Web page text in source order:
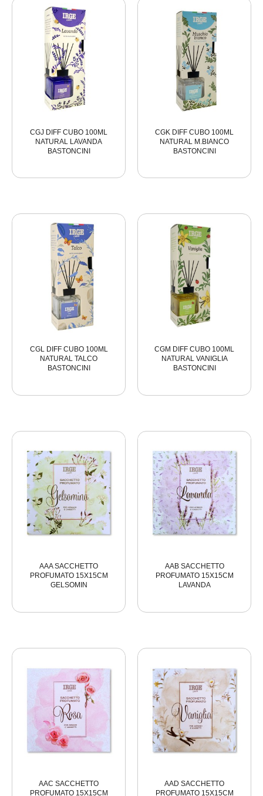
CGJ DIFF CUBO 100ML
NATURAL LAVANDA
BASTONCINI
CGK DIFF CUBO 100ML
NATURAL M.BIANCO
BASTONCINI
CGL DIFF CUBO 100ML
NATURAL TALCO
BASTONCINI
CGM DIFF CUBO 100ML
NATURAL VANIGLIA
BASTONCINI
AAA SACCHETTO
PROFUMATO 15X15CM
GELSOMIN
AAB SACCHETTO
PROFUMATO 15X15CM
LAVANDA
AAC SACCHETTO
PROFUMATO 15X15CM
AAD SACCHETTO
PROFUMATO 15X15CM